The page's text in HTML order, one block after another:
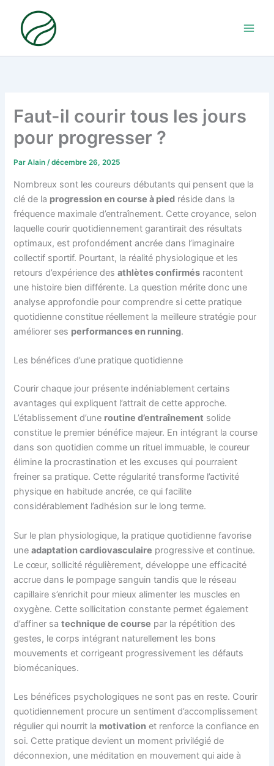
contenu
Faut-il courir tous les jours
pour progresser ?
ParAlain/décembre 26, 2025
Nombreux sont les coureurs débutants qui pensent que la
clé de la progression en course à pied réside dans la
fréquence maximale d’entraînement. Cette croyance, selon
laquelle courir quotidiennement garantirait des résultats
optimaux, est profondément ancrée dans l’imaginaire
collectif sportif. Pourtant, la réalité physiologique et les
retours d’expérience desathlètes confirmés racontent
une histoire bien différente. La question mérite donc une
analyse approfondie pour comprendre si cette pratique
quotidienne constitue réellement la meilleure stratégie pour
améliorer ses performances en running.
Les bénéfices d’une pratique quotidienne
Courir chaque jour présente indéniablement certains
avantages qui expliquent l’attrait de cette approche.
L’établissement d’une routine d’entraînement solide
constitue le premier bénéfice majeur. En intégrant la course
dans son quotidien comme un rituel immuable, le coureur
élimine la procrastination et les excuses qui pourraient
freiner sa pratique. Cette régularité transforme l’activité
physique en habitude ancrée, ce qui facilite
considérablement l’adhésion sur le long terme.
Sur le plan physiologique, la pratique quotidienne favorise
uneadaptation cardiovasculaire progressive et continue.
Le cœur, sollicité régulièrement, développe une efficacité
accrue dans le pompage sanguin tandis que le réseau
capillaire s’enrichit pour mieux alimenter les muscles en
oxygène. Cette sollicitation constante permet également
d’affiner satechnique de course par la répétition des
gestes, le corps intégrant naturellement les bons
mouvements et corrigeant progressivement les défauts
biomécaniques.
Les bénéfices psychologiques ne sont pas en reste. Courir
quotidiennement procure un sentiment d’accomplissement
régulier qui nourrit la motivation et renforce la confiance en
soi. Cette pratique devient un moment privilégié de
déconnexion, une méditation en mouvement qui aide à